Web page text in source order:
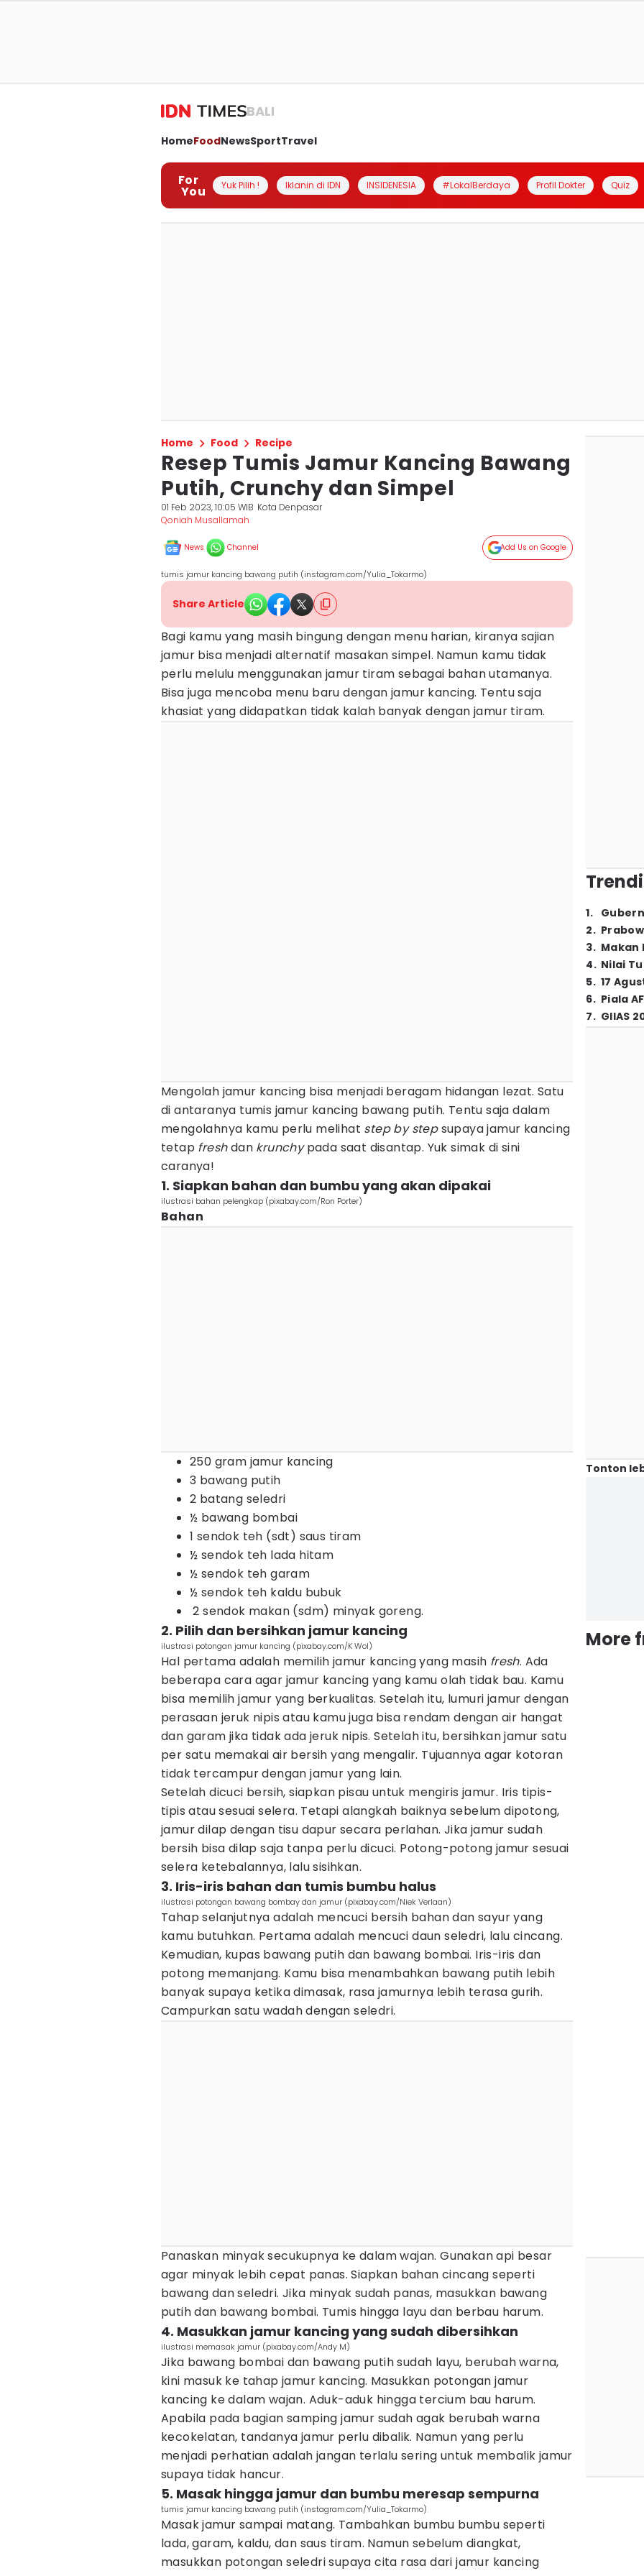
BALI
HomeFoodNewsSportTravel
For
You Yuk Pilih ! Iklanin di IDN INSIDENESIA #LokalBerdaya Profil Dokter Quiz
Home Food Recipe
Resep Tumis Jamur Kancing Bawang
Putih, Crunchy dan Simpel
01 Feb 2023, 10:05 WIB Kota Denpasar
Qoniah Musallamah
News Channel Add Us on Google
tumis jamur kancing bawang putih (instagram.com/Yulia_Tokarmo)
Share Article
Bagi kamu yang masih bingung dengan menu harian, kiranya sajian
jamur bisa menjadi alternatif masakan simpel. Namun kamu tidak
perlu melulu menggunakan jamur tiram sebagai bahan utamanya.
Bisa juga mencoba menu baru dengan jamur kancing. Tentu saja
khasiat yang didapatkan tidak kalah banyak dengan jamur tiram.
Mengolah jamur kancing bisa menjadi beragam hidangan lezat. Satu
di antaranya tumis jamur kancing bawang putih. Tentu saja dalam
mengolahnya kamu perlu melihat step by stepsupaya jamur kancing
tetap freshdan krunchypada saat disantap. Yuk simak di sini
caranya!
1. Siapkan bahan dan bumbu yang akan dipakai
ilustrasi bahan pelengkap (pixabay.com/Ron Porter)
Bahan
250 gram jamur kancing
3 bawang putih
2 batang seledri
½ bawang bombai
1 sendok teh (sdt) saus tiram
½ sendok teh lada hitam
½ sendok teh garam
½ sendok teh kaldu bubuk
2 sendok makan (sdm) minyak goreng.
2. Pilih dan bersihkan jamur kancing
ilustrasi potongan jamur kancing (pixabay.com/K Wol)
Hal pertama adalah memilih jamur kancing yang masih fresh. Ada
beberapa cara agar jamur kancing yang kamu olah tidak bau. Kamu
bisa memilih jamur yang berkualitas. Setelah itu, lumuri jamur dengan
perasaan jeruk nipis atau kamu juga bisa rendam dengan air hangat
dan garam jika tidak ada jeruk nipis. Setelah itu, bersihkan jamur satu
per satu memakai air bersih yang mengalir. Tujuannya agar kotoran
tidak tercampur dengan jamur yang lain.
Setelah dicuci bersih, siapkan pisau untuk mengiris jamur. Iris tipis-
tipis atau sesuai selera. Tetapi alangkah baiknya sebelum dipotong,
jamur dilap dengan tisu dapur secara perlahan. Jika jamur sudah
bersih bisa dilap saja tanpa perlu dicuci. Potong-potong jamur sesuai
selera ketebalannya, lalu sisihkan.
3. Iris-iris bahan dan tumis bumbu halus
ilustrasi potongan bawang bombay dan jamur (pixabay.com/Niek Verlaan)
Tahap selanjutnya adalah mencuci bersih bahan dan sayur yang
kamu butuhkan. Pertama adalah mencuci daun seledri, lalu cincang.
Kemudian, kupas bawang putih dan bawang bombai. Iris-iris dan
potong memanjang. Kamu bisa menambahkan bawang putih lebih
banyak supaya ketika dimasak, rasa jamurnya lebih terasa gurih.
Campurkan satu wadah dengan seledri.
Panaskan minyak secukupnya ke dalam wajan. Gunakan api besar
agar minyak lebih cepat panas. Siapkan bahan cincang seperti
bawang dan seledri. Jika minyak sudah panas, masukkan bawang
putih dan bawang bombai. Tumis hingga layu dan berbau harum.
4. Masukkan jamur kancing yang sudah dibersihkan
ilustrasi memasak jamur (pixabay.com/Andy M)
Jika bawang bombai dan bawang putih sudah layu, berubah warna,
kini masuk ke tahap jamur kancing. Masukkan potongan jamur
kancing ke dalam wajan. Aduk-aduk hingga tercium bau harum.
Apabila pada bagian samping jamur sudah agak berubah warna
kecokelatan, tandanya jamur perlu dibalik. Namun yang perlu
menjadi perhatian adalah jangan terlalu sering untuk membalik jamur
supaya tidak hancur.
5. Masak hingga jamur dan bumbu meresap sempurna
tumis jamur kancing bawang putih (instagram.com/Yulia_Tokarmo)
Masak jamur sampai matang. Tambahkan bumbu bumbu seperti
lada, garam, kaldu, dan saus tiram. Namun sebelum diangkat,
masukkan potongan seledri supaya cita rasa dari jamur kancing
1.
2.
3. Makan
4. Nilai
5. 17
6. Piala
7. GIIAS
Tonton
More